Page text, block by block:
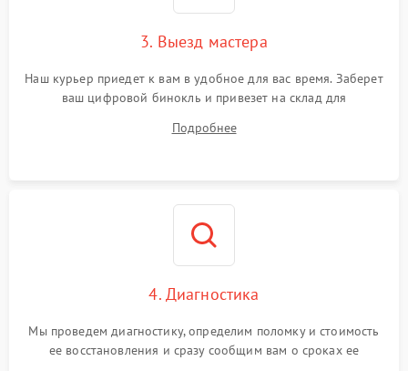
3. Выезд мастера
Наш курьер приедет к вам в удобное для вас время. Заберет
ваш цифровой бинокль и привезет на склад для
Подробнее
4. Диагностика
Мы проведем диагностику, определим поломку и стоимость
ее восстановления и сразу сообщим вам о сроках ее